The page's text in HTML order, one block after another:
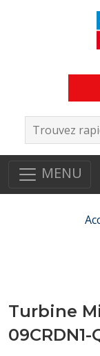
MENU
Turbine
09CRDN1-